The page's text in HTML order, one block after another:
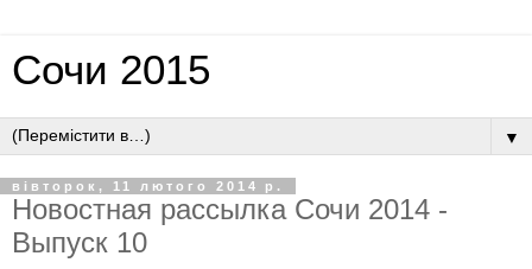
Сочи 2015
▼
вівторок, 11 лютого 2014 р.
Новостная рассылка Сочи 2014 -
Выпуск 10